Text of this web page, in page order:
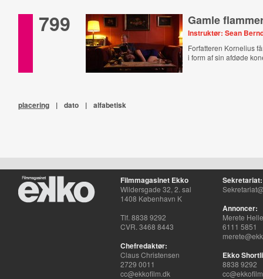
799 Gamle
Instruktør: Sean
Forfatteren Kornelius
i form af sin afdøde
placering | dato | alfabetisk
Filmmagasinet Ekko
Wildersgade 32, 2. sal
1408 København K
Tlf. 8838 9292
CVR. 3468 8443
Chefredaktør:
Claus Christensen
2729 0011
cc@ekkofilm.dk
Sekretariat:
Annoncer:
Merete
6111 5851
Ekko
8838 9292